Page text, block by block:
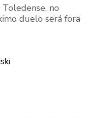
no
duelo será fora